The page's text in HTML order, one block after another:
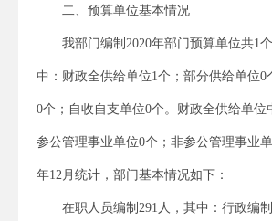
二、预算单位基本情况
我部门编制2020年部门预算单位共1
中：财政全供给单位1个；部分供给单位0
0个；自收自支单位0个。财政全供给单位
参公管理事业单位0个；非参公管理事业
年12月统计，部门基本情况如下：
在职人员编制291人，其中：行政编